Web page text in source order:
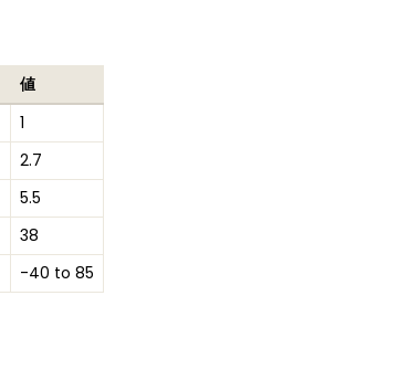
値
1
2.7
5.5
38
-40 to 85